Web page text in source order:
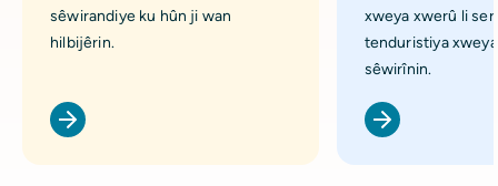
sêwirandiye ku hûn ji wan
hilbijêrin.
xweya xwerû li
tenduristiya
sêwirînin.